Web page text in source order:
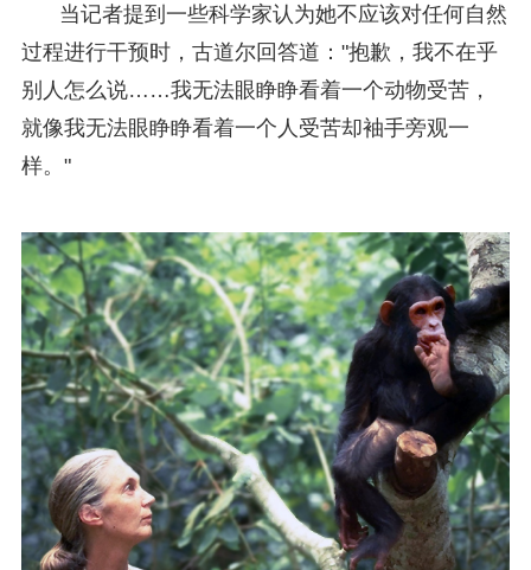
当记者提到一些科学家认为她不应该对任何自然
过程进行干预时，古道尔回答道："抱歉，我不在乎
别人怎么说……我无法眼睁睁看着一个动物受苦，
就像我无法眼睁睁看着一个人受苦却袖手旁观一
样。"